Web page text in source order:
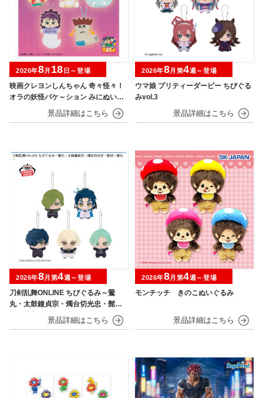
映画クレヨンしんちゃん 奇々怪々！
オラの妖怪バケ～ション みにぬいぐ
2026年8月 18 日～登場
ウマ娘 プリティーダービー ちびぐる
みvol.3
2026年8月第4週～登場
刀剣乱舞ONLINE ちびぐるみ～鶯
丸・太鼓鐘貞宗・燭台切光忠・髭
2026年8月第4週～登場
モンチッチ きのこぬいぐるみ
2026年8月第4週～登場